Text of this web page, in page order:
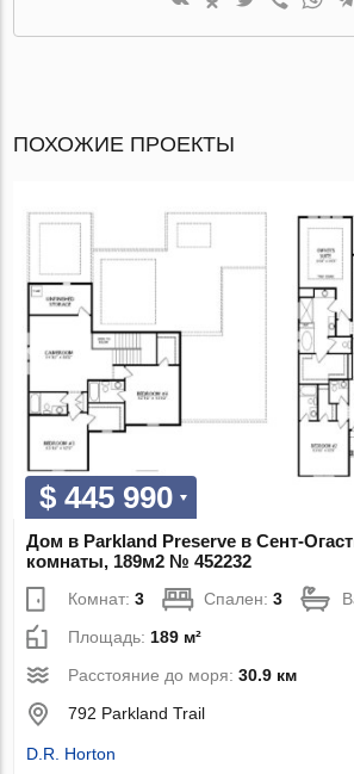
ПОХОЖИЕ ПРОЕКТЫ
$ 445 990
Дом в Parkland Preserve в Сент-
комнаты, 189м2 № 452232
Комнат:3 Спален:3
Площадь:189 м²
Расстояние до моря:30.9 км
792 Parkland Trail
D.R. Horton